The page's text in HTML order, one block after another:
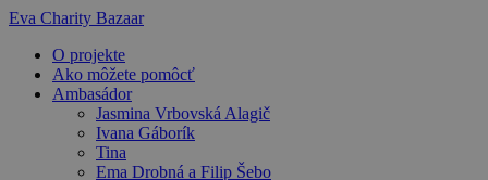
Preskočiť
obsah
Eva Charity Bazaar
O projekte
Ako môžete pomôcť
Ambasádor
Jasmina Vrbovská Alagič
Ivana Gáborík
Tina
Ema Drobná a Filip Šebo